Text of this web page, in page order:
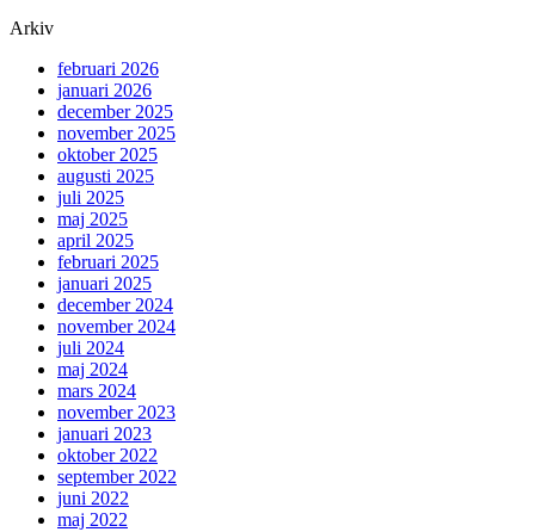
Arkiv
februari 2026
januari 2026
december 2025
november 2025
oktober 2025
augusti 2025
juli 2025
maj 2025
april 2025
februari 2025
januari 2025
december 2024
november 2024
juli 2024
maj 2024
mars 2024
november 2023
januari 2023
oktober 2022
september 2022
juni 2022
maj 2022